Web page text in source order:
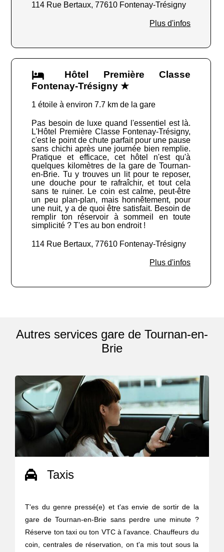
114 Rue Bertaux, 77610 Fontenay-Trésigny
Plus d'infos
Hôtel Première Classe
Fontenay-Trésigny ★
1 étoile à environ 7.7 km de la gare
Pas besoin de luxe quand l'essentiel est là.
L'Hôtel Première Classe Fontenay-Trésigny,
c'est le point de chute parfait pour une pause
sans chichi après une journée bien remplie.
Pratique et efficace, cet hôtel n'est qu'à
quelques kilomètres de la gare de Tournan-
en-Brie. Tu y trouves un lit pour te reposer,
une douche pour te rafraîchir, et tout cela
sans te ruiner. Le coin est calme, peut-être
un peu plan-plan, mais honnêtement, pour
une nuit, y a de quoi être satisfait. Besoin de
remplir ton réservoir à sommeil en toute
simplicité ? T'es au bon endroit !
114 Rue Bertaux, 77610 Fontenay-Trésigny
Plus d'infos
Autres services gare de Tournan-en-
Brie
Taxis
T'es du genre pressé(e) et t'as envie de sortir de la
gare de Tournan-en-Brie sans perdre une minute ?
Réserve ton taxi ou ton VTC à l’avance. Chauffeurs du
coin, centrales de réservation, on t'a mis tout sous la